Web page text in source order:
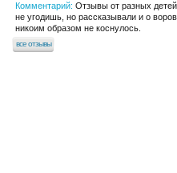
Комментарий: Отзывы от разных
не угодишь, но рассказывали и о
никоим образом не коснулось.
все отзывы